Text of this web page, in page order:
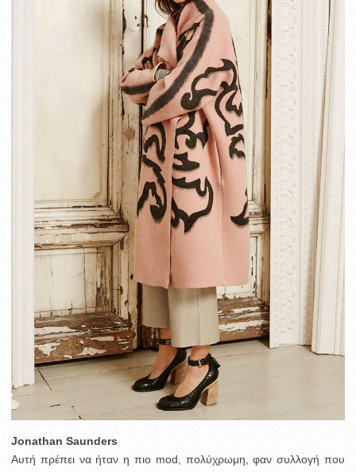
Jonathan Saunders
Αυτή πρέπει να ήταν η πιο mod, πολύχρωμη, φαν συλλογή που